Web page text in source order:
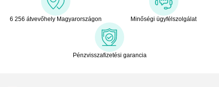
6 256 átvevőhely Magyarországon Minőségi ügyfélszolgálat
Pénzvisszafizetési garancia